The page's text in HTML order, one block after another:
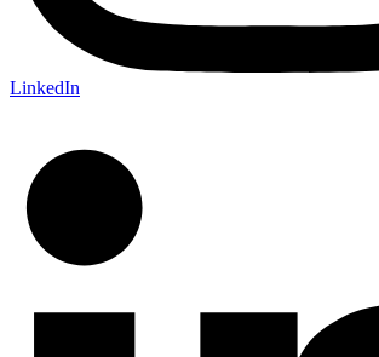
LinkedIn